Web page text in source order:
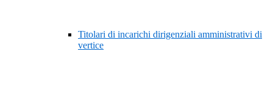
Titolari di incarichi dirigenziali amministrativi di
vertice